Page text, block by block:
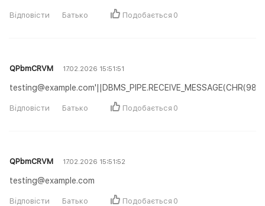
Відповісти Батько Подобається 0
QPbmCRVM 17.02.2026 15:51:51
Відповісти Батько Подобається 0
QPbmCRVM 17.02.2026 15:51:52
testing@example.com
Відповісти Батько Подобається 0